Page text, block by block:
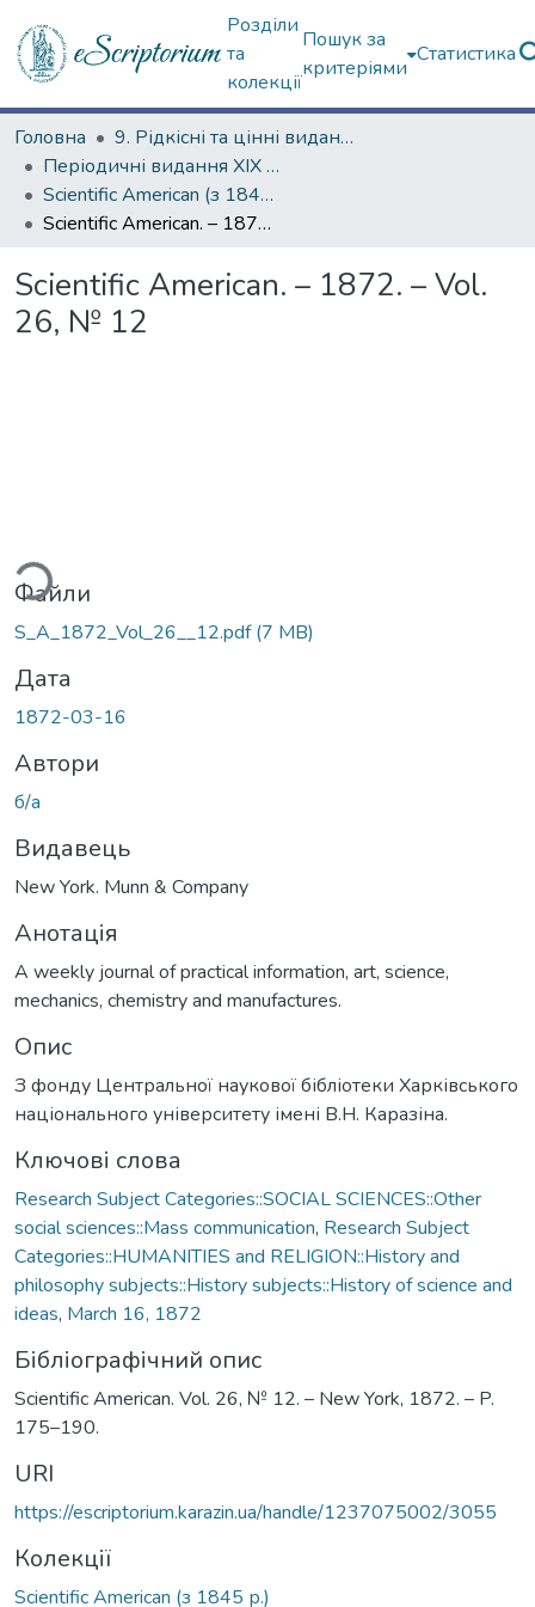
Розділи
та
колекції
Пошук за
критеріями
Статистика
Головна
9. Рідкісні та цінні видання
Періодичні видання ХІХ ст.
Scientific American (з 1845 р.)
Scientific American. – 1872. – Vol. 26, № 12
Scientific American. – 1872. – Vol.
26, № 12
Файли
S_A_1872_Vol_26__12.pdf(7 MB)
Дата
1872-03-16
Автори
б/а
Видавець
New York. Munn & Company
Анотація
A weekly journal of practical information, art, science,
mechanics, chemistry and manufactures.
Опис
З фонду Центральної наукової бібліотеки Харківського
національного університету імені В.Н. Каразіна.
Ключові слова
Research Subject Categories::SOCIAL SCIENCES::Other
social sciences::Mass communication, Research Subject
Categories::HUMANITIES and RELIGION::History and
philosophy subjects::History subjects::History of science and
ideas, March 16, 1872
Бібліографічний опис
Scientific American. Vol. 26, № 12. – New York, 1872. – P.
175–190.
URI
https://escriptorium.karazin.ua/handle/1237075002/3055
Колекції
Scientific American (з 1845 р.)